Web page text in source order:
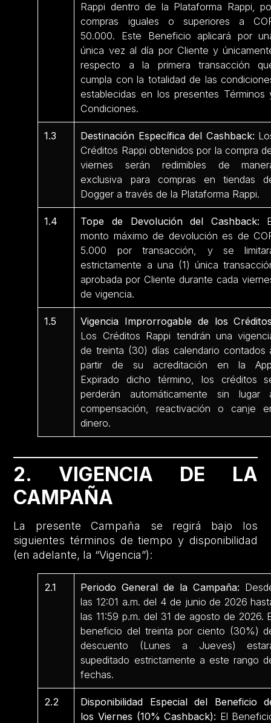
Rappi dentro de la Plataforma Rappi,
compras iguales o superiores a
50.000. Este Beneficio aplicará por
única vez al día por Cliente y
respecto a la primera transacción
cumpla con la totalidad de las
establecidas en los presentes Términos
Condiciones.
1.3 Destinación Específica del Cashback:
Créditos Rappi obtenidos por la compra
viernes serán redimibles de
exclusiva para compras en tiendas
Dogger a través de la Plataforma Rappi.
1.4 Tope de Devolución del Cashback:
monto máximo de devolución es de
5.000 por transacción, y se
estrictamente a una (1) única
aprobada por Cliente durante cada
de vigencia.
1.5
Vigencia Improrrogable de los
Los Créditos Rappi tendrán una
de treinta (30) días calendario contados
partir de su acreditación en la
Expirado dicho término, los créditos
perderán automáticamente sin lugar
compensación, reactivación o canje
dinero.
2. VIGENCIA DE LA
CAMPAÑA
La presente Campaña se regirá bajo los
siguientes términos de tiempo y disponibilidad
(en adelante, la “Vigencia”):
2.1 Periodo General de la Campaña:
las 12:01 a.m. del 4 de junio de 2026
las 11:59 p.m. del 31 de agosto de 2026.
beneficio del treinta por ciento (30%)
descuento (Lunes a Jueves)
supeditado estrictamente a este rango
fechas.
2.2
Disponibilidad Especial del Beneficio
los Viernes (10% Cashback): El